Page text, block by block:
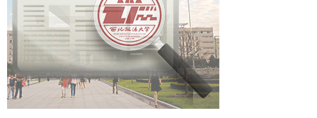
设、管理情况等问题进行深入讨论，为极地工作务实发展建言
献策。 本次研讨会的成功举办，搭建了极地事务管理部门与
法学界交流合作的平台，实现了南极考察实践与法学理论研究
的深度融合。学校将以此次会议为契机，持续深耕极地法治研
究，为我国极地事业发展贡献西法大力量。 （供稿：国际法
学院（国际仲裁学院） 撰稿：王泽林 审批：李立）
力。 我校3名学生赴布鲁塞尔、巴黎等地完成为期一个月的欧
洲国际组织实习，参与全球治理、性别平等主题研讨会，探访
欧盟委员会、欧洲议会及海牙国际法院，系统学习国际组织运
行机制，后续还将完成两个月的线上实习。同期，我校博士生
安梦微赴巴黎政治大学参加“国际事务与全球治理”项目，与欧
洲顶尖学者开展学术对话，于课堂内外深化全球治理认知。
大创新创业赛事奖项，成果显著。经济学院始终坚持在“以赛
促教、以赛促学、以赛促创”的过程中发掘优秀项目，培育发
展新动能，激发学生创新热情，提高创新创业能力，助力培养
更多具备创新精神、实践能力与国际视野的高层次应用型创新
创业教学科研师资和人才，为学校教育教学高质量发展与服务
国家创新战略提供支撑。 （供稿：经济学院 撰稿：李隆玲 段